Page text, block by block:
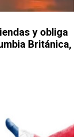
y obliga
Británica,